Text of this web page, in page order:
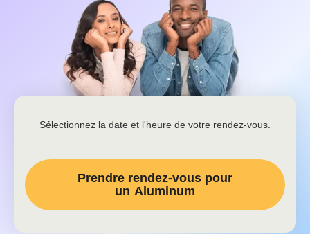
Sélectionnez la date et l'heure de votre rendez-vous.
Prendre rendez-vous pour
un Aluminum